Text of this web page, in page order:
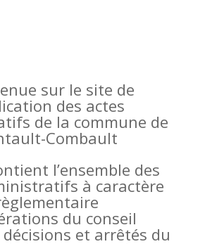
sur le site de
des actes
de la commune de
Combault
l’ensemble des
à caractère
du conseil
et arrêtés du